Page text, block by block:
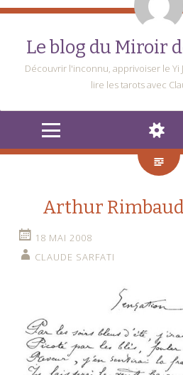
Le blog du Miroir
Découvrir l'inconnu, apprivoiser le Yi
lire les tarots avec
MENU
WIDGETS
RECHERCHE
Arthur
18 MAI 2008
CLAUDE SARFATI